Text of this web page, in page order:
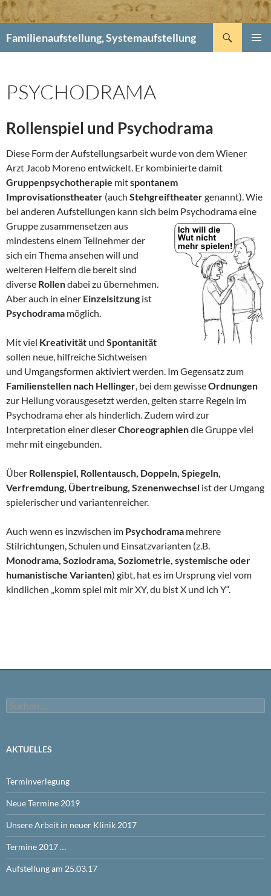
Familienaufstellung, Systemaufstellung
PSYCHODRAMA
Rollenspiel und Psychodrama
Diese Form der Aufstellungsarbeit wurde von dem Wiener
Arzt Jacob Moreno entwickelt. Er kombinierte damit
Gruppenpsychotherapie mitspontanem
Improvisationstheater (auch Stehgreiftheatergenannt). Wie
bei anderen Aufstellungen kann sich beim Psychodrama eine
Gruppezusammensetzen aus
mindestens einem Teilnehmer der
sich ein Thema ansehen will und
weiteren Helfern die bereit sind
diverse Rollendabei zu übernehmen.
Aber auch in einer Einzelsitzung ist
Psychodrama möglich.
Mit viel Kreativität und Spontanität
sollen neue, hilfreiche Sichtweisen
und Umgangsformen aktiviert werden. Im Gegensatz zum
Familienstellen nach Hellinger, bei dem gewisseOrdnungen
zur Heilung vorausgesetzt werden, gelten starre Regeln im
Psychodrama eher als hinderlich. Zudem wird zur
Interpretation einer dieserChoreographiendie Gruppe viel
mehr mit eingebunden.
Über Rollenspiel, Rollentausch, Doppeln, Spiegeln,
Verfremdung, Übertreibung, Szenenwechsel ist der Umgang
spielerischer und variantenreicher.
Auch wenn es inzwischen im Psychodrama mehrere
Stilrichtungen, Schulen und Einsatzvarianten (z.B.
Monodrama, Soziodrama, Soziometrie, systemische oder
humanistische Varianten) gibt, hat es im Ursprung viel vom
kindlichen „komm spiel mit mir XY, du bist X und ich Y“.
Suchen
nach:
AKTUELLES
Terminverlegung
Neue Termine 2019
Unsere Arbeit in neuer Klinik 2017
Termine 2017 …
Aufstellung am 25.03.17